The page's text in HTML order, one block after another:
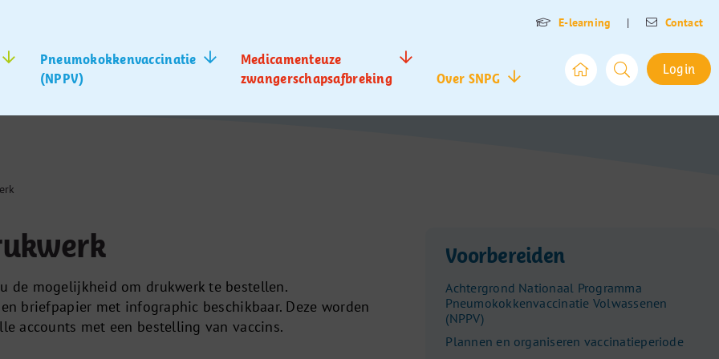
E-learning | Contact
Pneumokokkenvaccinatie
(NPPV)
Medicamenteuze
zwangerschapsafbreking
Over SNPG
Login
de mogelijkheid om drukwerk te bestellen.
briefpapier met infographic beschikbaar. Deze worden
accounts met een bestelling van vaccins.
Voorbereiden
Achtergrond Nationaal Programma
Pneumokokkenvaccinatie Volwassenen
(NPPV)
Plannen en organiseren vaccinatieperiode